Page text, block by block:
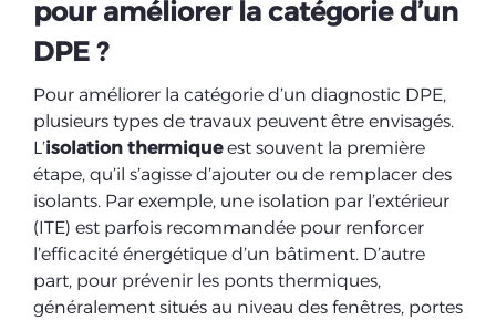
pour améliorer la catégorie d’un
DPE ?
Pour améliorer la catégorie d’un diagnostic DPE,
plusieurs types de travaux peuvent être envisagés.
L’isolation thermiqueest souvent la première
étape, qu’il s’agisse d’ajouter ou de remplacer des
isolants. Par exemple, une isolation par l’extérieur
(ITE) est parfois recommandée pour renforcer
l’efficacité énergétique d’un bâtiment. D’autre
part, pour prévenir les ponts thermiques,
généralement situés au niveau des fenêtres, portes